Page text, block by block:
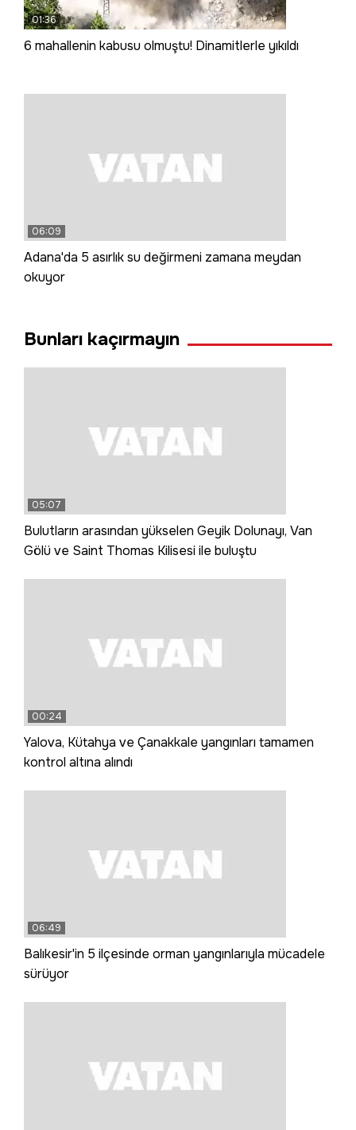
01:36
6 mahallenin kabusu olmuştu! Dinamitlerle yıkıldı
06:09
Adana'da 5 asırlık su değirmeni zamana meydan
okuyor
Bunları kaçırmayın
05:07
Bulutların arasından yükselen Geyik Dolunayı, Van
Gölü ve Saint Thomas Kilisesi ile buluştu
00:24
Yalova, Kütahya ve Çanakkale yangınları tamamen
kontrol altına alındı
06:49
Balıkesir'in 5 ilçesinde orman yangınlarıyla mücadele
sürüyor